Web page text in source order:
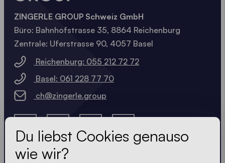
ZINGERLE GROUP Schweiz GmbH
Büro: Bahnhofstrasse 35, 8864 Reichenburg
Zentrale: Uferstrasse 90, 4057 Basel
Reichenburg: 055 212 72 72
Basel: 061 228 77 70
ch@zingerle.group
Du liebst Cookies genauso
wie wir?